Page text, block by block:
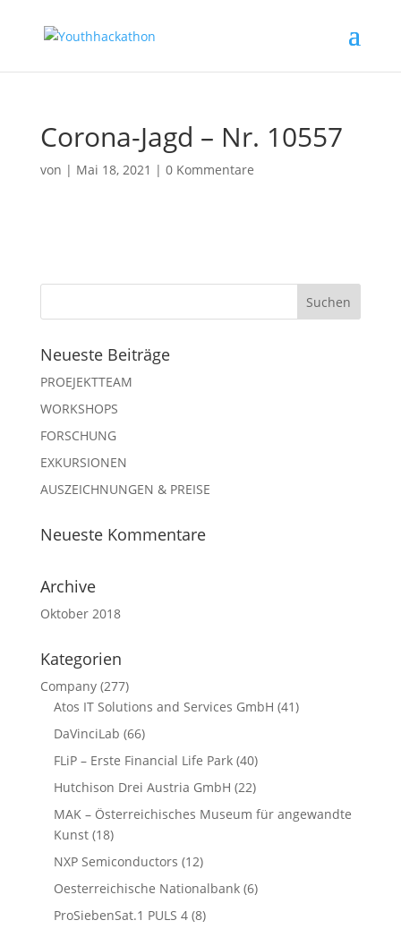
Corona-Jagd – Nr. 10557
von | Mai 18, 2021 | 0 Kommentare
Neueste Beiträge
PROEJEKTTEAM
WORKSHOPS
FORSCHUNG
EXKURSIONEN
AUSZEICHNUNGEN & PREISE
Neueste Kommentare
Archive
Oktober 2018
Kategorien
Company(277)
Atos IT Solutions and Services GmbH (41)
DaVinciLab (66)
FLiP – Erste Financial Life Park(40)
Hutchison Drei Austria GmbH (22)
MAK – Österreichisches Museum für angewandte
Kunst(18)
NXP Semiconductors (12)
Oesterreichische Nationalbank(6)
ProSiebenSat.1 PULS 4(8)